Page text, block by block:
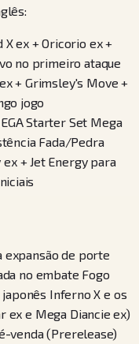
ex + Oricorio ex +
no primeiro ataque
+ Grimsley's Move +
jogo
Starter Set Mega
Fada/Pedra
+ Jet Energy para
expansão de porte
no embate Fogo
Inferno X e os
ex e Mega Diancie ex)
venda (Prerelease)